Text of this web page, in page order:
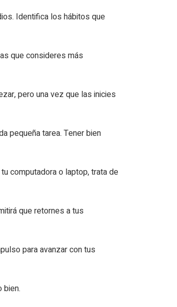
Identifica los hábitos que
que consideres más
pero una vez que las inicies
pequeña tarea. Tener bien
computadora o laptop, trata de
que retornes a tus
para avanzar con tus
bien.